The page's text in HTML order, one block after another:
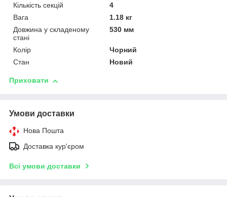
Кількість секцій
4
Вага
1.18 кг
Довжина у складеному
стані
530 мм
Колір
Чорний
Стан
Новий
Приховати
Умови доставки
Нова Пошта
Доставка кур'єром
Всі умови доставки